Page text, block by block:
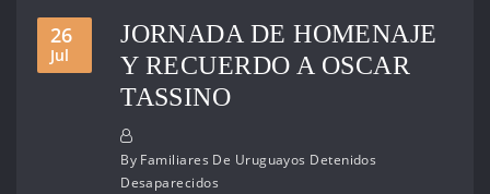
26
Jul
JORNADA DE HOMENAJE
Y RECUERDO A OSCAR
TASSINO
By Familiares De Uruguayos Detenidos
Desaparecidos